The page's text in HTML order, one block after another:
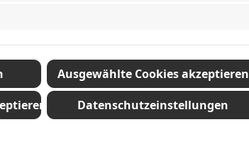
wenn nicht anders angegeben.
Ausgewählte Cookies akzeptieren
Datenschutzeinstellungen